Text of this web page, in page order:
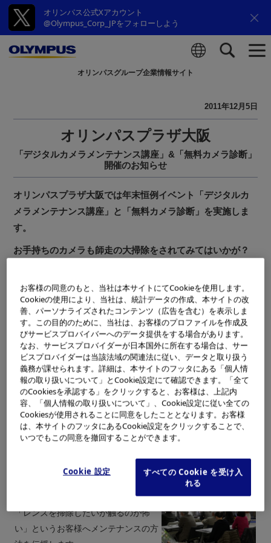
オリンパス公式Xアカウント
@Olympus_Corp_JPをフォローしよう
オリンパスグループ企業情報サイト
2011年12月5日
オリンパスプラザ大阪
「デジタルカメラメンテナンス講座」&「無料カメラ診断」
開催のお知らせ
オリンパスプラザ大阪では年末恒例イベント「デジタルカ
メラメンテナンス講座」と「無料カメラ診断」を実施しま
す。
お手持ちのカメラも師走の大掃除をされてみてはいかが？
開催場所
オリンパスプラザ大阪 1F特設会場
受講料
無料
お申し込み方法 「デジタルカメラメンテナンス講座」は事前予
約を御願いします。
お電話（06-6535-7911）、またはオリンパスプラザ大阪に直接
ご来店の上、受付にてお申し込み下さい。
「無料カメラ診断」は、当日御来店頂き、先着受付順のお申し
込みとなります。
事前予約は出来ません。
「デジタルカメラメンテナンス講座（セミナー編）」
い」「カメラの保管や清掃方法は？」
「レンズを掃除したいが触るのが怖
い」というお客様へメンテナンスの方
お客様の同意のもと、当社は本サイトにてCookieを使用します。
Cookieの使用により、当社は、統計データの作成、本サイトの改
善、パーソナライズされたコンテンツ（広告を含む）を表示しま
す。この目的のために、当社は、お客様のプロファイルを作成及
びサービスプロバイバーへのデータ提供をする場合があります。
なお、サービスプロバイダーが日本国外に所在する場合は、サー
ビスプロバイダーは当該法域の関連法に従い、データと取り扱う
義務が課せられます。詳細は、本サイトのフッタにある「個人情
報の取り扱いについて」とCookie設定にて確認できます。「全て
のCookiesを承認する」をクリックすると、お客様は、上記内
容、「個人情報の取り扱いについて」、Cookie設定に従い全ての
Cookiesが使用されることに同意をしたこととなります。お客様
は、本サイトのフッタにあるCookie設定をクリックすることで、
いつでもこの同意を撤回することができます。
Cookie 設定
すべての Cookie を受け入
れる